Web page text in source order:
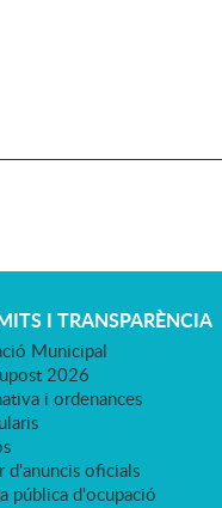
I TRANSPARÈNCIA
Municipal
2026
i ordenances
d'anuncis oficials
pública d'ocupació